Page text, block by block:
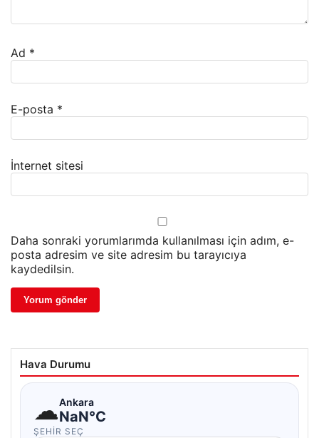
Ad *
E-posta *
İnternet sitesi
Daha sonraki yorumlarımda kullanılması için adım, e-
posta adresim ve site adresim bu tarayıcıya
kaydedilsin.
Hava Durumu
☁Ankara
NaN°C
ŞEHIR SEÇ